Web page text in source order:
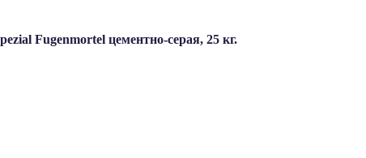
Fugenmortel цементно-серая, 25 кг.